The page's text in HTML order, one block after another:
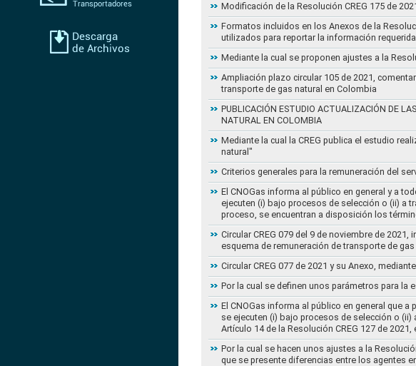
Modificación de la Resolución CREG 175 de
Formatos incluidos en los Anexos de la
utilizados para reportar la información
Mediante la cual se proponen ajustes a la
Ampliación plazo circular 105 de 2021,
transporte de gas natural en Colombia
PUBLICACIÓN ESTUDIO ACTUALIZACIÓN DE
NATURAL EN COLOMBIA
Mediante la cual la CREG publica el estudio
natural"
Criterios generales para la remuneración del
El CNOGas informa al público en general y a
ejecuten (i) bajo procesos de selección o (ii) a
proceso, se encuentran a disposición los
Circular CREG 079 del 9 de noviembre de
esquema de remuneración de transporte de gas
Circular CREG 077 de 2021 y su Anexo,
Por la cual se definen unos parámetros para la
El CNOGas informa al público en general que
se ejecuten (i) bajo procesos de selección o (ii)
Artículo 14 de la Resolución CREG 127 de
Por la cual se hacen unos ajustes a la
que se presente diferencias entre los agentes